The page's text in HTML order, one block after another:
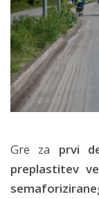
Gre za prvi
preplastitev